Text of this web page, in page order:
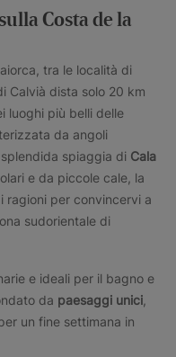
Costa de la
tra le località di
Calvià dista solo 20 km
luoghi più belli delle
da angoli
spiaggia di Cala
e da piccole cale, la
ragioni per convincervi a
sudorientale di
e ideali per il bagno e
da paesaggi unici
un fine settimana in